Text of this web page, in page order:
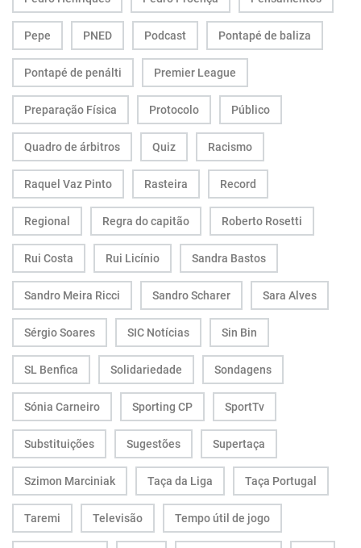
Pepe PNED Podcast Pontapé de baliza
Pontapé de penálti Premier League
Preparação Física Protocolo Público
Quadro de árbitros Quiz Racismo
Raquel Vaz Pinto Rasteira Record
Regional Regra do capitão Roberto Rosetti
Rui Costa Rui Licínio Sandra Bastos
Sandro Meira Ricci Sandro Scharer Sara Alves
Sérgio Soares SIC Notícias Sin Bin
SL Benfica Solidariedade Sondagens
Sónia Carneiro Sporting CP SportTv
Substituições Sugestões Supertaça
Szimon Marciniak Taça da Liga Taça Portugal
Taremi Televisão Tempo útil de jogo